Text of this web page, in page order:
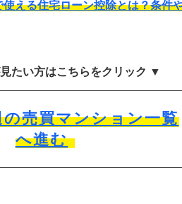
える住宅ローン控除とは？条件
たい方はこちらをクリック ▼
の売買マンション一覧
へ進む